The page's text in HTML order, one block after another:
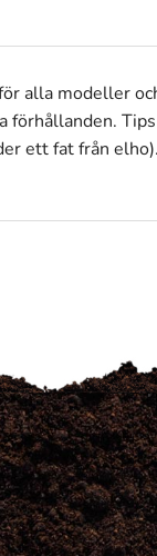
alla modeller
förhållanden.
ett fat från elho).